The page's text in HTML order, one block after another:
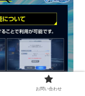
お問い合わせ